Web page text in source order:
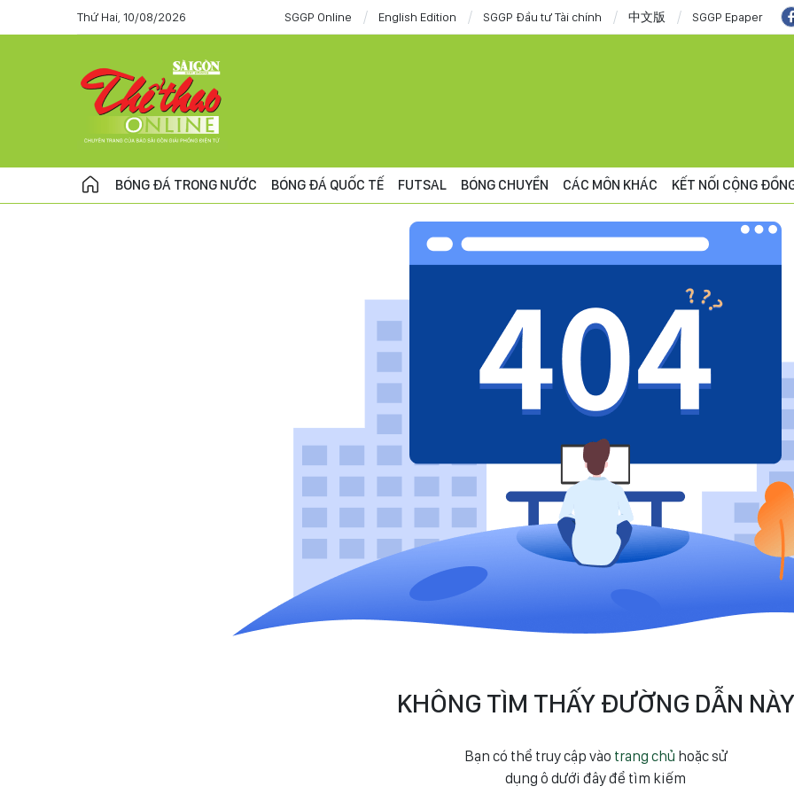
Thứ Hai, 10/08/2026 SGGP Online English Edition SGGP Đầu tư Tài chính 中文版 SGGP Epaper
BÓNG ĐÁ TRONG NƯỚC BÓNG ĐÁ QUỐC TẾ FUTSAL BÓNG CHUYỀN CÁC MÔN KHÁC KẾT NỐI CỘNG
KHÔNG TÌM THẤY ĐƯỜNG DẪN NÀY
Bạn có thể truy cập vào trang chủ hoặc sử
dụng ô dưới đây để tìm kiếm